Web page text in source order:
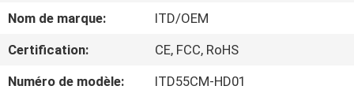
SUJET
DE
Nom de marque:
ITD/OEM
Certification:
CE, FCC, RoHS
Numéro de modèle:
ITD55CM-HD01